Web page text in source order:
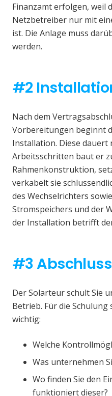
Finanzamt erfolgen, weil
Netzbetreiber nur mit
ist. Die Anlage muss
werden.
#2
Nach dem
Vorbereitungen beginnt
Installation. Diese dauert
Arbeitsschritten baut er
Rahmenkonstruktion,
verkabelt sie
des Wechselrichters
Stromspeichers und der
der Installation betrifft
#3 Abschluss
Der Solarteur schult Sie
Betrieb. Für die
wichtig:
Welche
Was unternehmen
Wo finden Sie den
funktioniert dieser?